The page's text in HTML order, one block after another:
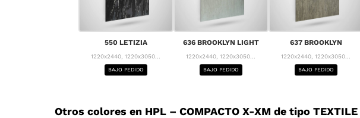
550 LETIZIA
1220x2440, 1220x3050...
BAJO PEDIDO
636 BROOKLYN LIGHT
1220x2440, 1220x3050...
BAJO PEDIDO
637 BROOKLYN
1220x2440, 1220x3050...
BAJO PEDIDO
Otros colores en HPL – COMPACTO X-XM de tipo TEXTILE